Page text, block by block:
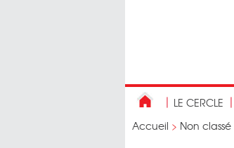
LE CERCLE
Accueil > Non classé